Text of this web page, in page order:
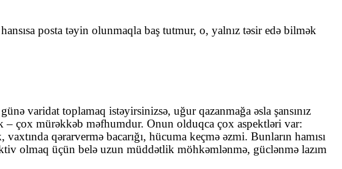
posta təyin olunmaqla baş tutmur, o, yalnız təsir edə bilmək
varidat toplamaq istəyirsinizsə, uğur qazanmağa əsla şansınız
çox mürəkkəb məfhumdur. Onun olduqca çox aspektləri var:
qərarvermə bacarığı, hücuma keçmə əzmi. Bunların hamısı
olmaq üçün belə uzun müddətlik möhkəmlənmə, güclənmə lazım